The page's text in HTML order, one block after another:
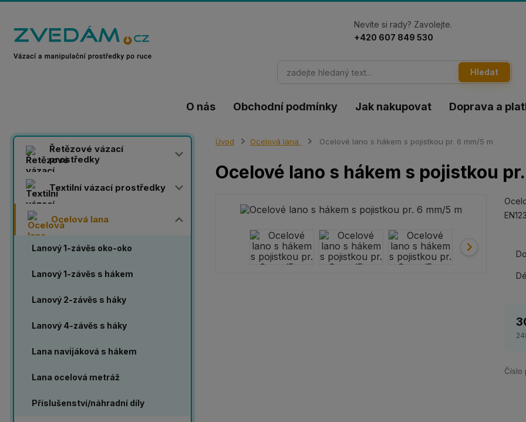
O nás Obchodní podmínky Jak nakupovat Doprava a
Hledat
Nevíte si rady? Zavolejte.
+420 607 849 530
Řetězové vázací
prostředky
Textilní vázací prostředky
Ocelová lana
Lanový 1-závěs oko-oko
Lanový 1-závěs s hákem
Lanový 2-závěs s háky
Lanový 4-závěs s háky
Lana navijáková s hákem
Lana ocelová metráž
Příslušenství/náhradní díly
Úvod Ocelová lana Ocelové lano s hákem s pojistkou pr. 6 mm/5 m
Ocelové lano s hákem s pojistkou
Číslo